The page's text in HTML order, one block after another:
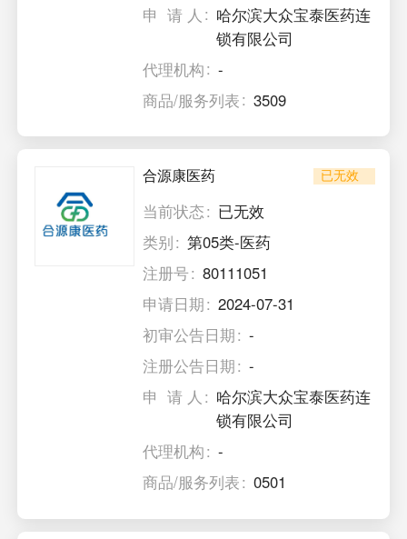
申 请 人
哈尔滨大众宝泰医药连
锁有限公司
代理机构
-
商品/服务列表
3509
合源康医药 已无效
当前状态
已无效
类别
第05类-医药
注册号
80111051
申请日期
2024-07-31
初审公告日期
-
注册公告日期
-
申 请 人
哈尔滨大众宝泰医药连
锁有限公司
代理机构
-
商品/服务列表
0501